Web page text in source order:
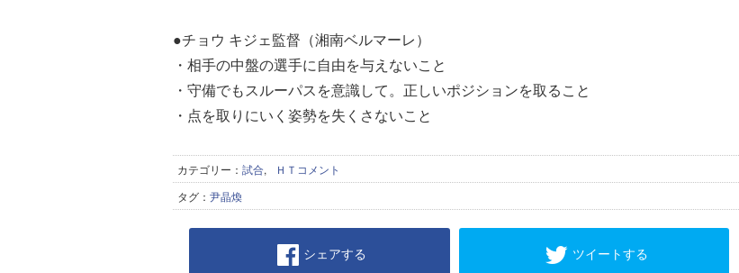
●チョウ キジェ監督（湘南ベルマーレ）
・相手の中盤の選手に自由を与えないこと
・守備でもスルーパスを意識して。正しいポジションを取ること
・点を取りにいく姿勢を失くさないこと
カテゴリー： 試合,
ＨＴコメント
タグ： 尹晶煥
シェアする ツイートする